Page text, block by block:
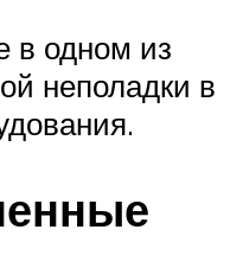
в одном из
неполадки в